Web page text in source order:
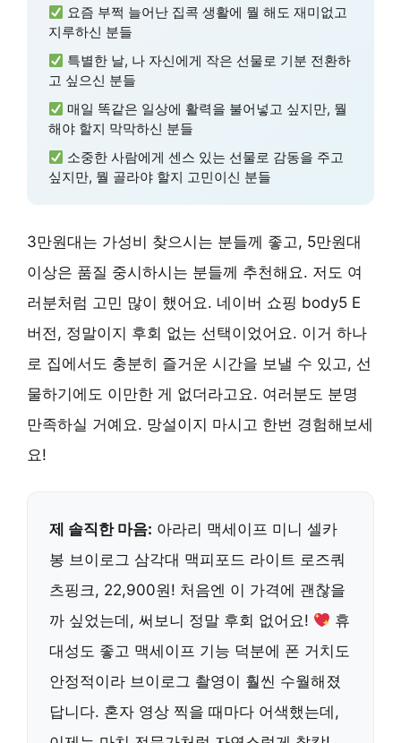
요즘 부쩍 늘어난 집콕 생활에 뭘 해도 재미없고
지루하신 분들
특별한 날, 나 자신에게 작은 선물로 기분 전환하
고 싶으신 분들
매일 똑같은 일상에 활력을 불어넣고 싶지만, 뭘
해야 할지 막막하신 분들
소중한 사람에게 센스 있는 선물로 감동을 주고
싶지만, 뭘 골라야 할지 고민이신 분들
3만원대는 가성비 찾으시는 분들께 좋고, 5만원대
이상은 품질 중시하시는 분들께 추천해요. 저도 여
러분처럼 고민 많이 했어요. 네이버 쇼핑 body5 E
버전, 정말이지 후회 없는 선택이었어요. 이거 하나
로 집에서도 충분히 즐거운 시간을 보낼 수 있고, 선
물하기에도 이만한 게 없더라고요. 여러분도 분명
만족하실 거예요. 망설이지 마시고 한번 경험해보세
요!
제 솔직한 마음: 아라리 맥세이프 미니 셀카
봉 브이로그 삼각대 맥피포드 라이트 로즈쿼
츠핑크, 22,900원! 처음엔 이 가격에 괜찮을
까 싶었는데, 써보니 정말 후회 없어요!
휴
대성도 좋고 맥세이프 기능 덕분에 폰 거치도
안정적이라 브이로그 촬영이 훨씬 수월해졌
답니다. 혼자 영상 찍을 때마다 어색했는데,